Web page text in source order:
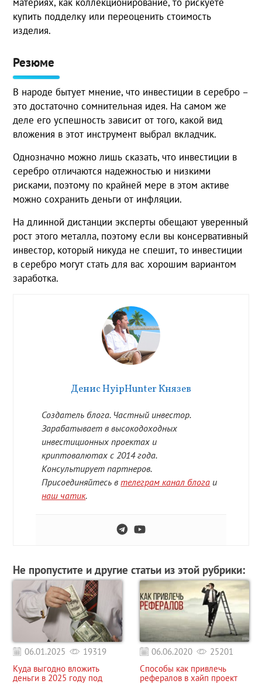
купить подделку или переоценить стоимость
изделия.
Резюме
В народе бытует мнение, что инвестиции в серебро –
это достаточно сомнительная идея. На самом же
деле его успешность зависит от того, какой вид
вложения в этот инструмент выбрал вкладчик.
Однозначно можно лишь сказать, что инвестиции в
серебро отличаются надежностью и низкими
рисками, поэтому по крайней мере в этом активе
можно сохранить деньги от инфляции.
На длинной дистанции эксперты обещают уверенный
рост этого металла, поэтому если вы консервативный
инвестор, который никуда не спешит, то инвестиции
в серебро могут стать для вас хорошим вариантом
заработка.
Денис HyipHunter Князев
Создатель блога. Частный инвестор.
Зарабатывает в высокодоходных
инвестиционных проектах и
криптовалютах с 2014 года.
Консультирует партнеров.
Присоединяйтесь втелеграм канал блога и
наш чатик.
Не пропустите и другие статьи из этой рубрики:
06.01.2025
19319
Куда выгодно вложить
деньги в 2025 году под
06.06.2020
25201
Способы как привлечь
рефералов в хайп проект